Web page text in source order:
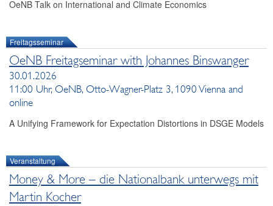
OeNB Talk on International and Climate Economics
Freitagsseminar
OeNB Freitagseminar with Johannes Binswanger
30.01.2026
11:00 Uhr, OeNB, Otto-Wagner-Platz 3, 1090 Vienna and
online
A Unifying Framework for Expectation Distortions in DSGE Models
Veranstaltung
Money & More – die Nationalbank unterwegs mit
Martin Kocher